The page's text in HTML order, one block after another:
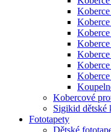
Kobercové
Sigikid dětské
Fototapety
Dětské